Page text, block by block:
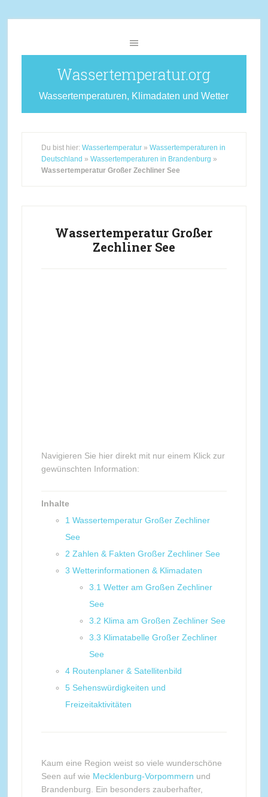
Wassertemperatur.org
Wassertemperaturen, Klimadaten und Wetter
Du bist hier: Wassertemperatur» Wassertemperaturen in
Deutschland » Wassertemperaturen in Brandenburg »
Wassertemperatur Großer Zechliner See
Wassertemperatur Großer
Zechliner See
Navigieren Sie hier direkt mit nur einem Klick zur
gewünschten Information:
Inhalte
1 Wassertemperatur Großer Zechliner
See
2 Zahlen & Fakten Großer Zechliner See
3 Wetterinformationen & Klimadaten
3.1 Wetter am Großen Zechliner
See
3.2 Klima am Großen Zechliner See
3.3 Klimatabelle Großer Zechliner
See
4 Routenplaner & Satellitenbild
5 Sehenswürdigkeiten und
Freizeitaktivitäten
Kaum eine Region weist so viele wunderschöne
Seen auf wie Mecklenburg-Vorpommern und
Brandenburg. Ein besonders zauberhafter,